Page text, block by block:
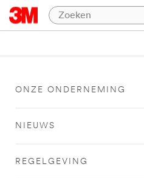
ONZE ONDERNEMING
NIEUWS
REGELGEVING